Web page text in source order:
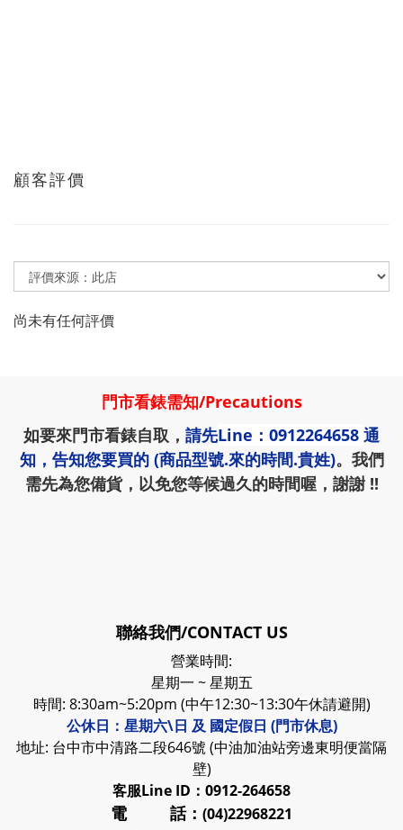
顧客評價
尚未有任何評價
門市看錶需知/Precautions
如要來門市看錶自取， 請先Line：0912264658 通
知，告知您要買的 (商品型號.來的時間.貴姓)。我們
需先為您備貨，以免您等候過久的時間喔，謝謝 !!
聯絡我們/CONTACT US
營業時間:
星期一 ~ 星期五
時間: 8:30am~5:20pm (中午12:30~13:30午休請避開)
公休日：星期六\日 及 國定假日 (門市休息)
地址: 台中市中清路二段646號 (中油加油站旁邊東明便當隔
壁)
客服Line ID：0912-264658
電 話： (04)22968221